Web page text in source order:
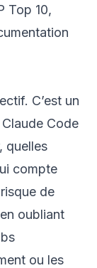
Top 10,
C’est un
Code
quelles
compte
de
oubliant
ou les